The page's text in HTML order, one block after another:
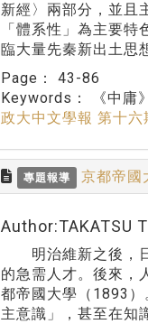
新經〉兩部分，並且
「體系性」為主要
臨大量先秦新出土思
Page： 43-86
Keywords：
《中庸
政大中文學報 第十六
專題報導 京都帝國
Author:TAKATSU
明治維新之後，日
的急需人才。後來，
都帝國大學（1893
主意識」，甚至在知